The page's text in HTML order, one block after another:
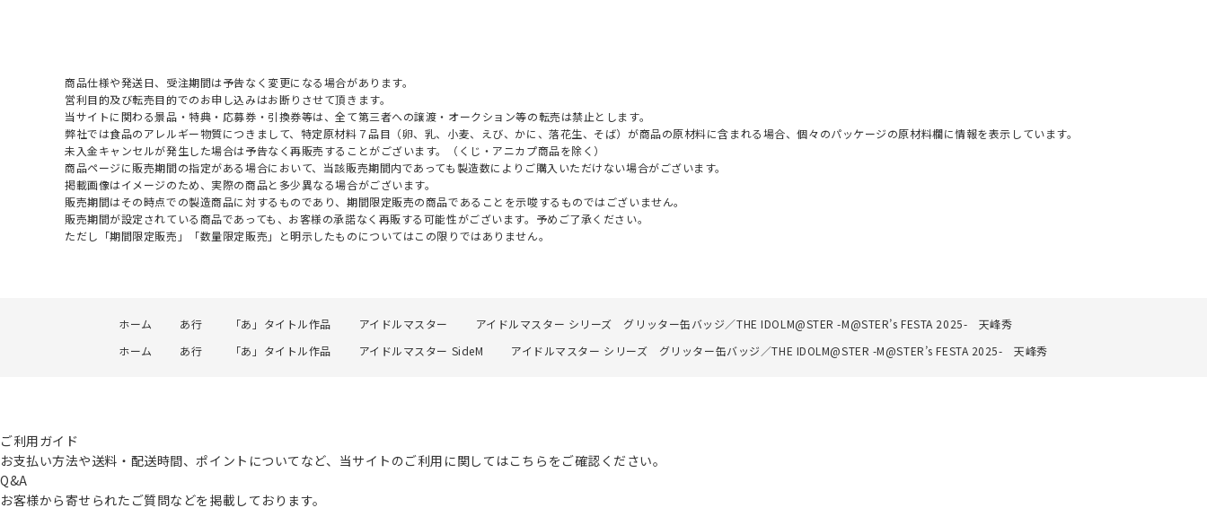
商品仕様や発送日、受注期間は予告なく変更になる場合があります。
営利目的及び転売目的でのお申し込みはお断りさせて頂きます。
当サイトに関わる景品・特典・応募券・引換券等は、全て第三者への譲渡・オークション等の転売は禁止とします。
弊社では食品のアレルギー物質につきまして、特定原材料７品目（卵、乳、小麦、えび、かに、落花生、そば）が商品の原材料に含まれる場合、個々のパッケージの原材料欄に情報を表示しています。
未入金キャンセルが発生した場合は予告なく再販売することがございます。（くじ・アニカプ商品を除く）
商品ページに販売期間の指定がある場合において、当該販売期間内であっても製造数によりご購入いただけない場合がございます。
掲載画像はイメージのため、実際の商品と多少異なる場合がございます。
販売期間はその時点での製造商品に対するものであり、期間限定販売の商品であることを示唆するものではございません。
販売期間が設定されている商品であっても、お客様の承諾なく再販する可能性がございます。予めご了承ください。
ただし「期間限定販売」「数量限定販売」と明示したものについてはこの限りではありません。
ホーム あ行 「あ」タイトル作品 アイドルマスター
アイドルマスター シリーズ グリッター缶バッジ／THE IDOLM@STER -M@STER’s FESTA 2025- 天峰秀
ホーム
あ行 「あ」タイトル作品 アイドルマスター SideM アイドルマスター シリーズ グリッター缶バッジ／THE IDOLM@STER -M@STER’s FESTA 2025- 天峰秀
ご利用ガイド
お支払い方法や送料・配送時間、ポイントについてなど、当サイトのご利用に関してはこちらをご確認ください。
Q&A
お客様から寄せられたご質問などを掲載しております。